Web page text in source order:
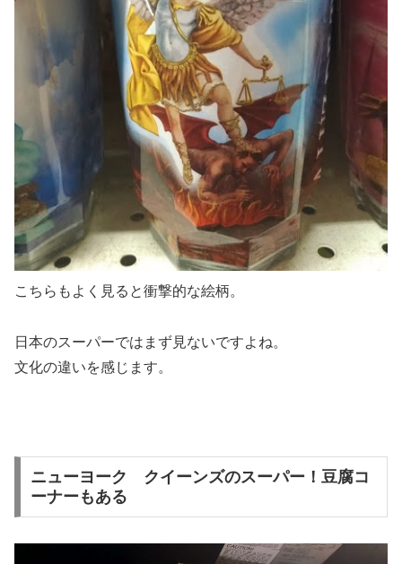
こちらもよく見ると衝撃的な絵柄。
日本のスーパーではまず見ないですよね。
文化の違いを感じます。
ニューヨーク クイーンズのスーパー！豆腐コ
ーナーもある